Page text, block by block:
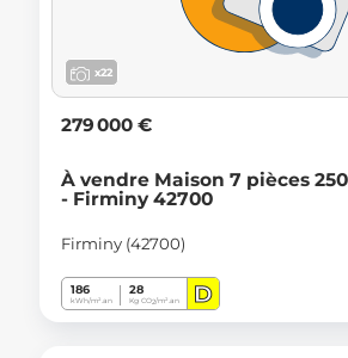
x22
279 000 €
À vendre Maison 7 pièces
- Firminy 42700
Firminy (42700)
186
kWh/m².an
28
Kg CO2/m².an D